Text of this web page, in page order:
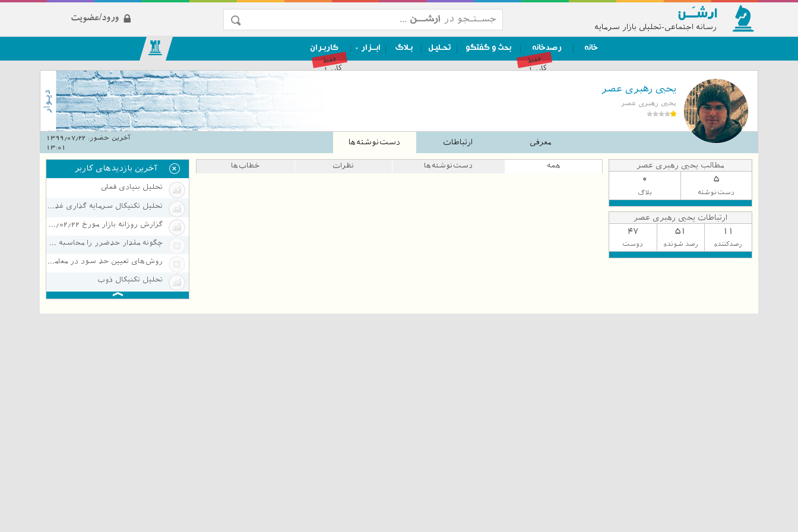
رسانه اجتماعی-تحلیلی بازار سرمایه
ورود/عضویت
خانه رصدخانه
فقط
کاربران
بحث و گفتگو تحـلیـل بـلاگ ابــزار کاربـران
فقط
کاربران
یحیی رهبری عصر
یحیی رهبری عصر
معرفی ارتباطات دست‌نوشته‌ها آخرین حضور:
13:01
مطالب یحیی رهبری عصر
5
دست‌نوشته
0
بلاگ
ارتباطات یحیی رهبری عصر
11
رصدکننده
51
رصد شونده
47
دوست
همه دست‌نوشته‌ها نظرات خطاب‌ها آخرین بازدیدهای کاربر
تحلیل بنیادی فملی
تحلیل تکنیکال سرمایه گذاری غدیر(وغدیر)
گزارش روزانه بازار مورخ 1398/02/22
چگونه مقدار حدضرر را محاسبه و نقطه خروج را تعیین نماییم ؟
روش‌های تعیین حد سود در معاملات
تحلیل تکنیکال ذوب